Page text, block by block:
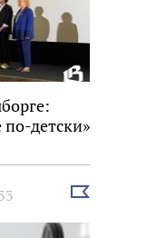
детски»
Выбрать